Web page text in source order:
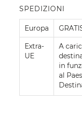
SPEDIZIONI
Europa
Extra-
UE
A
in
al